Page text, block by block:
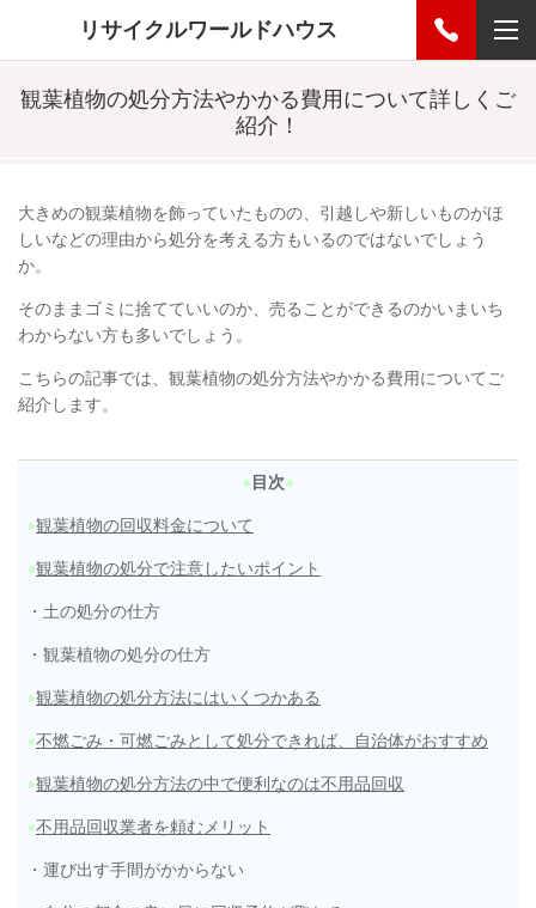
リサイクルワールドハウス
観葉植物の処分方法やかかる費用について詳しくご
紹介！
大きめの観葉植物を飾っていたものの、引越しや新しいものがほ
しいなどの理由から処分を考える方もいるのではないでしょう
か。
そのままゴミに捨てていいのか、売ることができるのかいまいち
わからない方も多いでしょう。
こちらの記事では、観葉植物の処分方法やかかる費用についてご
紹介します。
● 目次●
●観葉植物の回収料金について
●観葉植物の処分で注意したいポイント
・土の処分の仕方
・観葉植物の処分の仕方
●観葉植物の処分方法にはいくつかある
●不燃ごみ・可燃ごみとして処分できれば、自治体がおすすめ
●観葉植物の処分方法の中で便利なのは不用品回収
●不用品回収業者を頼むメリット
・運び出す手間がかからない